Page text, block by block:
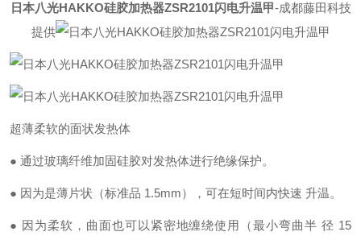
日本八光HAKKO硅胶加热器ZSR2101闪电升温甲-成都藤田科技
提供
超薄柔软的面状发热体
● 通过玻璃纤维加固硅胶对发热体进行绝缘保护。
● 因为是薄片状（标准品 1.5mm），可在短时间内快速 升温。
● 因为柔软，曲面也可以紧密地缠绕使用（最小弯曲半 径 15